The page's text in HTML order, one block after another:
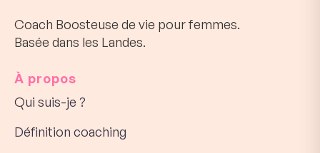
Coach Boosteuse de vie pour femmes.
Basée dans les Landes.
À propos
Qui suis-je ?
Définition coaching